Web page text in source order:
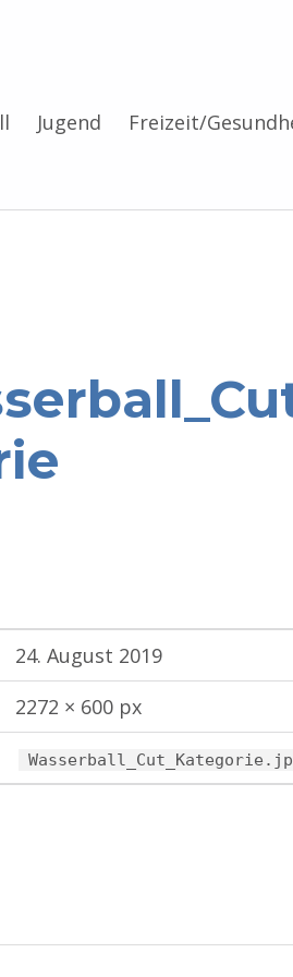
Jugend Freizeit/
24. August 2019
2272 × 600 px